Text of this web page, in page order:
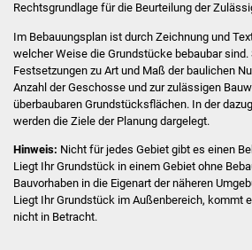
Rechtsgrundlage für die Beurteilung der
Im Bebauungsplan ist durch Zeichnung und
welcher Weise die Grundstücke bebaubar
Festsetzungen zu Art und Maß der baulichen
Anzahl der Geschosse und zur zulässigen
überbaubaren Grundstücksflächen. In der
werden die Ziele der Planung dargelegt.
Hinweis: Nicht für jedes Gebiet gibt es einen
Liegt Ihr Grundstück in einem Gebiet ohne
Bauvorhaben in die Eigenart der näheren
Liegt Ihr Grundstück im Außenbereich, kommt
nicht in Betracht.